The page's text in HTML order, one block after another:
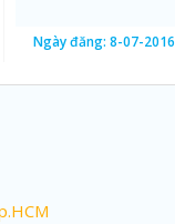
Ngày đăng:8-07-2016